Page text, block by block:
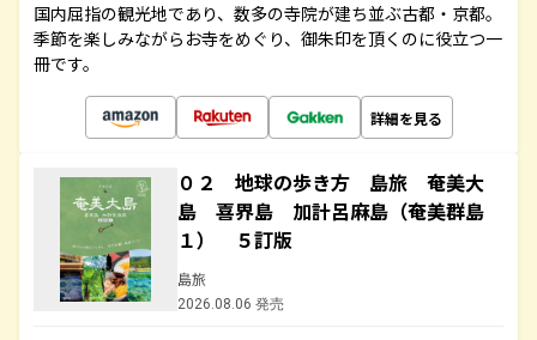
国内屈指の観光地であり、数多の寺院が建ち並ぶ古都・京都。
季節を楽しみながらお寺をめぐり、御朱印を頂くのに役立つ一
冊です。
詳細を見る
０２ 地球の歩き方 島旅 奄美大
島 喜界島 加計呂麻島（奄美群島
１） ５訂版
島旅
2026.08.06 発売